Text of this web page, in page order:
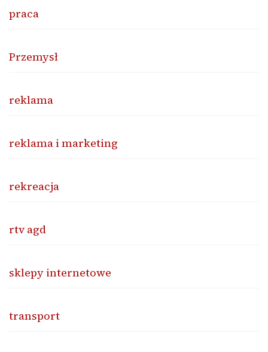
praca
Przemysł
reklama
reklama i marketing
rekreacja
rtv agd
sklepy internetowe
transport